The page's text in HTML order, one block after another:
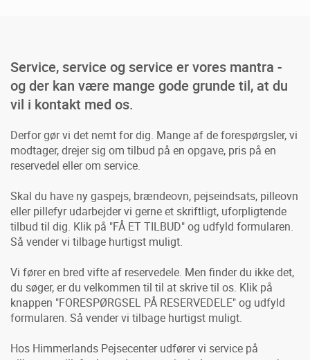
Service, service og service er vores mantra -
og der kan være mange gode grunde til, at du
vil i kontakt med os.
Derfor gør vi det nemt for dig. Mange af de forespørgsler, vi
modtager, drejer sig om tilbud på en opgave, pris på en
reservedel eller om service.
Skal du have ny gaspejs, brændeovn, pejseindsats, pilleovn
eller pillefyr udarbejder vi gerne et skriftligt, uforpligtende
tilbud til dig. Klik på "FÅ ET TILBUD" og udfyld formularen.
Så vender vi tilbage hurtigst muligt.
Vi fører en bred vifte af reservedele. Men finder du ikke det,
du søger, er du velkommen til til at skrive til os. Klik på
knappen "FORESPØRGSEL PÅ RESERVEDELE" og udfyld
formularen. Så vender vi tilbage hurtigst muligt.
Hos Himmerlands Pejsecenter udfører vi service på